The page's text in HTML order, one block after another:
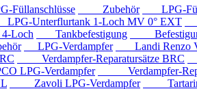
Zubehör LPG-
Unterflurtank 1-Loch MV 0° EXT
Loch Tankbefestigung
LPG-Verdampfer Landi Renzo
Verdampfer-Reparatursätze BRC
LPG-Verdampfer Verdampfer-
Zavoli LPG-Verdampfer Tartarini